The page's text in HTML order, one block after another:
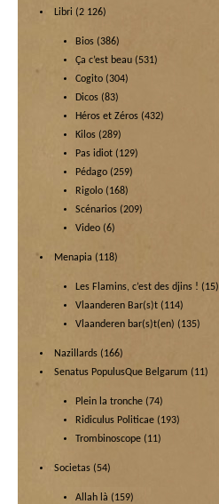
Libri (2 126)
Bios (386)
Ça c’est beau (531)
Cogito (304)
Dicos (83)
Héros et Zéros (432)
Kilos (289)
Pas idiot (129)
Pédago (259)
Rigolo (168)
Scénarios (209)
Video (6)
Menapia (118)
Les Flamins, c’est des djins ! (15)
Vlaanderen Bar(s)t (114)
Vlaanderen bar(s)t(en) (135)
Nazillards (166)
Senatus PopulusQue Belgarum (11)
Plein la tronche (74)
Ridiculus Politicae (193)
Trombinoscope (11)
Societas (54)
Allah là (159)